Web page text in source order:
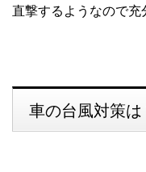
直撃するようなので
車の台風対策は